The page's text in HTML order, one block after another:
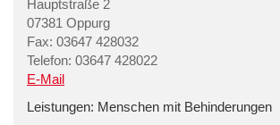
Hauptstraße 2
07381 Oppurg
Fax: 03647 428032
Telefon: 03647 428022
E-Mail
Leistungen: Menschen mit Behinderungen